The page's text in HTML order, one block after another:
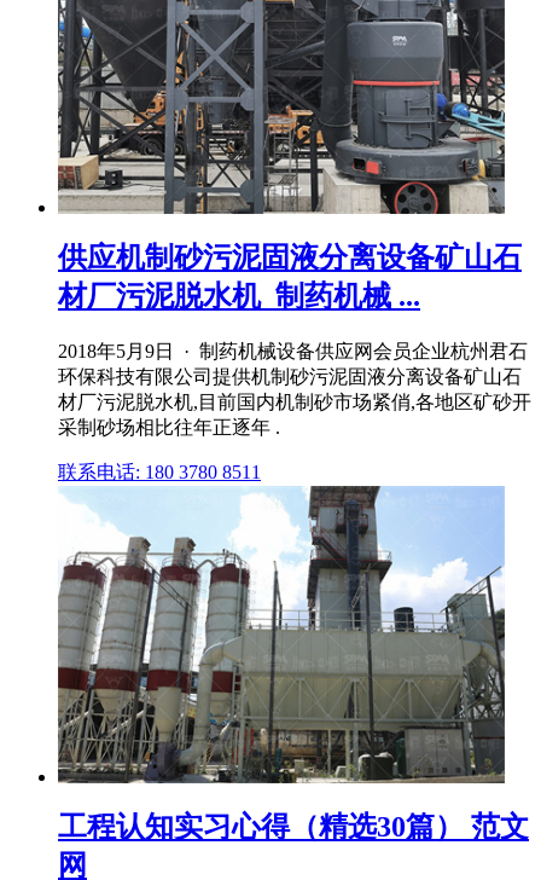
供应机制砂污泥固液分离设备矿山石
材厂污泥脱水机_制药机械 ...
2018年5月9日 · 制药机械设备供应网会员企业杭州君石
环保科技有限公司提供机制砂污泥固液分离设备矿山石
材厂污泥脱水机,目前国内机制砂市场紧俏,各地区矿砂开
采制砂场相比往年正逐年 .
联系电话: 180 3780 8511
工程认知实习心得（精选30篇） 范文
网